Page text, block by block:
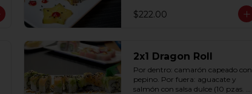
rollo).
$222.00
2x1 Dragon Roll
Por dentro: camarón capeado con
pepino. Por fuera: aguacate y
salmón con salsa dulce (10 pzas.